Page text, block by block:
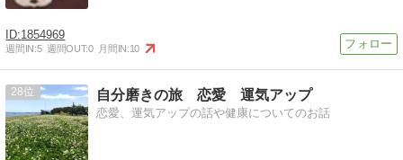
1854969
週間IN:5 週間OUT:0 月間IN:10
28 自分磨きの旅 恋愛 運気アップ
恋愛、運気アップの話や健康についてのお話